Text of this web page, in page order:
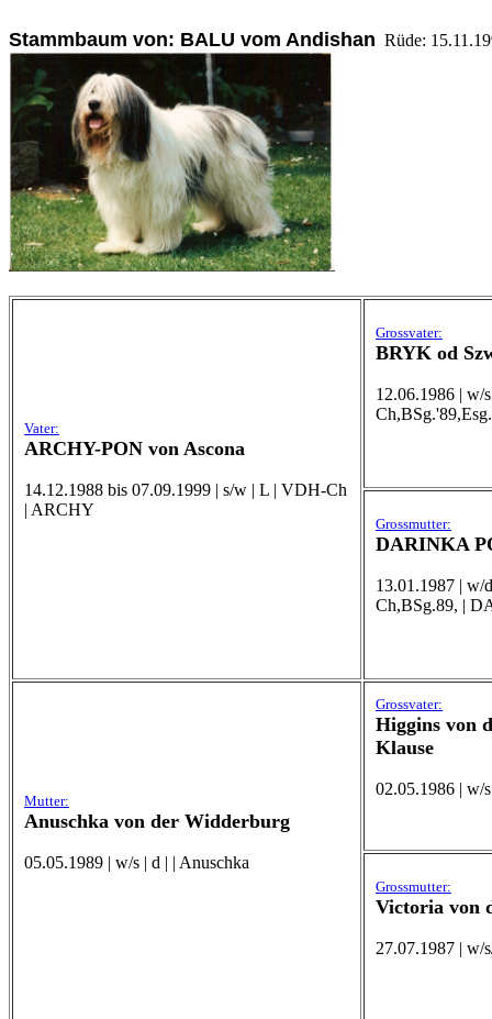
Stammbaum von: BALU vom Andishan Rüde:
Vater:
ARCHY-PON von Ascona
14.12.1988 bis 07.09.1999 | s/w | L | VDH-Ch
| ARCHY
Grossvater:
BRYK od
12.06.1986 |
Grossmutter:
DARINKA
13.01.1987 |
Ch,BSg.89, |
Mutter:
Anuschka von der Widderburg
05.05.1989 | w/s | d | | Anuschka
Grossvater:
Higgins von
Klause
02.05.1986 | w/
Grossmutter:
Victoria von
27.07.1987 | w/